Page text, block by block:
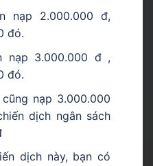
nạp 2.000.000 đ,
đó.
nạp 3.000.000 đ ,
đó.
nạp 3.000.000
dịch ngân sách
dịch này, bạn có